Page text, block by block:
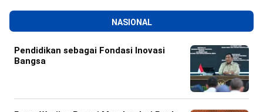
NASIONAL
Pendidikan sebagai Fondasi Inovasi
Bangsa